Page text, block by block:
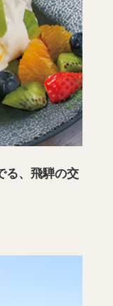
る、飛騨の交